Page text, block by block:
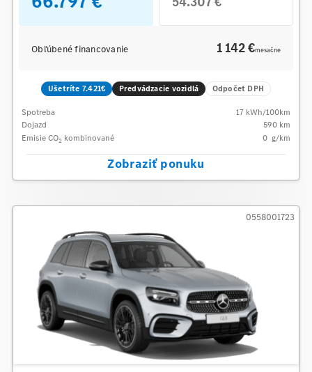
Obľúbené financovanie 1 142 €mesačne
Ušetríte 7.421€ Predvádzacie vozidlá Odpočet DPH
Spotreba 17 kWh/100km
Dojazd
590 km
Emisie CO2 kombinované 0 g/km
Zobraziť ponuku
0558001723